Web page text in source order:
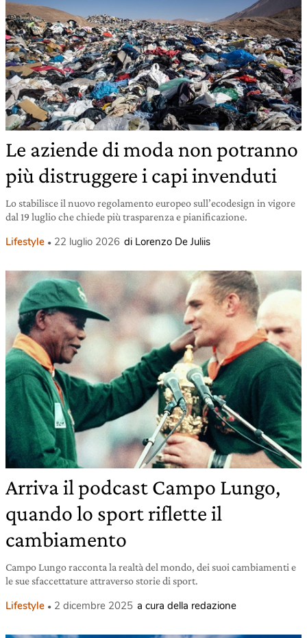
Le aziende di moda non potranno
più distruggere i capi invenduti
Lo stabilisce il nuovo regolamento europeo sull’ecodesign in vigore
dal 19 luglio che chiede più trasparenza e pianificazione.
Lifestyle 22 luglio 2026 di Lorenzo De Juliis
Arriva il podcast Campo Lungo,
quando lo sport riflette il
cambiamento
Campo Lungo racconta la realtà del mondo, dei suoi cambiamenti e
le sue sfaccettature attraverso storie di sport.
Lifestyle 2 dicembre 2025 a cura della redazione